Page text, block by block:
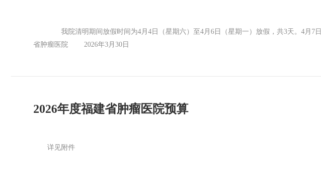
我院清明期间放假时间为4月4日（星期六）至4月6日（星期一）放假，共3天。
省肿瘤医院 2026年3月30日
2026年度福建省肿瘤医院预算
详见附件